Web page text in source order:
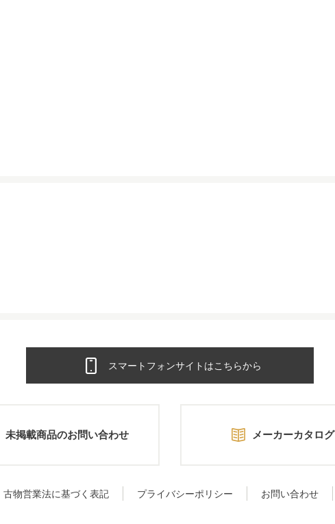
スマートフォンサイトはこちらから
未掲載商品のお問い合わせ メーカーカタログ
古物営業法に基づく表記 プライバシーポリシー お問い合わせ